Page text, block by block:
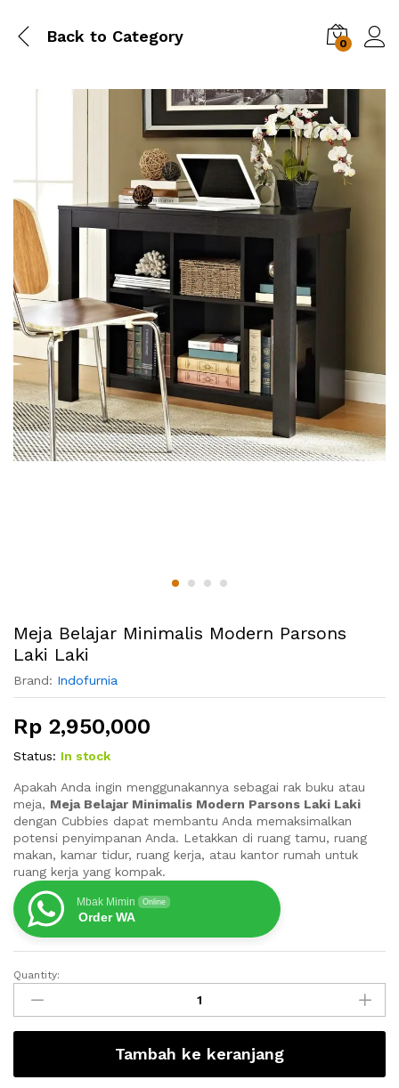
Back to Category 0
Meja Belajar Minimalis Modern Parsons
Laki Laki
Brand: Indofurnia
Rp 2,950,000
Status: In stock
Apakah Anda ingin menggunakannya sebagai rak buku atau
meja, Meja Belajar Minimalis Modern Parsons Laki Laki
dengan Cubbies dapat membantu Anda memaksimalkan
potensi penyimpanan Anda. Letakkan di ruang tamu, ruang
makan, kamar tidur, ruang kerja, atau kantor rumah untuk
ruang kerja yang kompak.
Mbak Mimin Online
Order WA
Meja
Belajar
Minimalis
Modern
Laki
Quantity:
Tambah ke keranjang